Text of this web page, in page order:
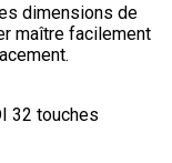
dimensions de
maître facilement
32 touches